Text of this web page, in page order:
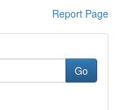
Report Page
Go